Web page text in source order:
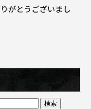
がとうございまし